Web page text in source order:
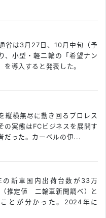
省は3月27日、10月中旬（予
、小型・軽二輪の「希望ナン
を導入すると発表した。
縦横無尽に動き回るプロレス
の実態はFCビジネスを展開す
だった。カーベルの伊...
の新車国内出荷台数が33万
推定値 二輪車新聞調べ）と
とが分かった。2024年に